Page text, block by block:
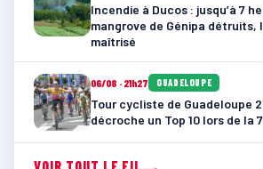
Incendie à Ducos : jusqu’à 7
mangrove de Génipa détruits,
maîtrisé
06/08 · 21h27 GUADELOUPE
Tour cycliste de Guadeloupe
décroche un Top 10 lors de la
VOIR TOUT LE FIL →